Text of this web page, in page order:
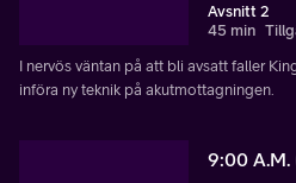
Avsnitt 2
45 min
I nervös väntan på att bli avsatt faller
införa ny teknik på akutmottagningen.
9:00 A.M.